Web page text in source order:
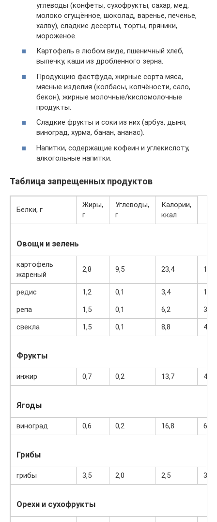
углеводы (конфеты, сухофрукты, сахар, мед,
молоко сгущённое, шоколад, варенье, печенье,
халву), сладкие десерты, торты, пряники,
мороженое.
Картофель в любом виде, пшеничный хлеб,
выпечку, каши из дробленного зерна.
Продукцию фастфуда, жирные сорта мяса,
мясные изделия (колбасы, копчёности, сало,
бекон), жирные молочные/кисломолочные
продукты.
Сладкие фрукты и соки из них (арбуз, дыня,
виноград, хурма, банан, ананас).
Напитки, содержащие кофеин и углекислоту,
алкогольные напитки.
Таблица запрещенных продуктов
Белки, г
Жиры,
г
Углеводы,
г
Калории,
ккал
Овощи и зелень
картофель
жареный
2,8 9,5 23,4 192
редис 1,2 0,1 3,4
19
репа
1,5 0,1 6,2
30
свекла
1,5 0,1 8,8 40
Фрукты
инжир 0,7 0,2 13,7 49
Ягоды
виноград 0,6 0,2 16,8 65
Грибы
грибы 3,5 2,0 2,5 30
Орехи и сухофрукты